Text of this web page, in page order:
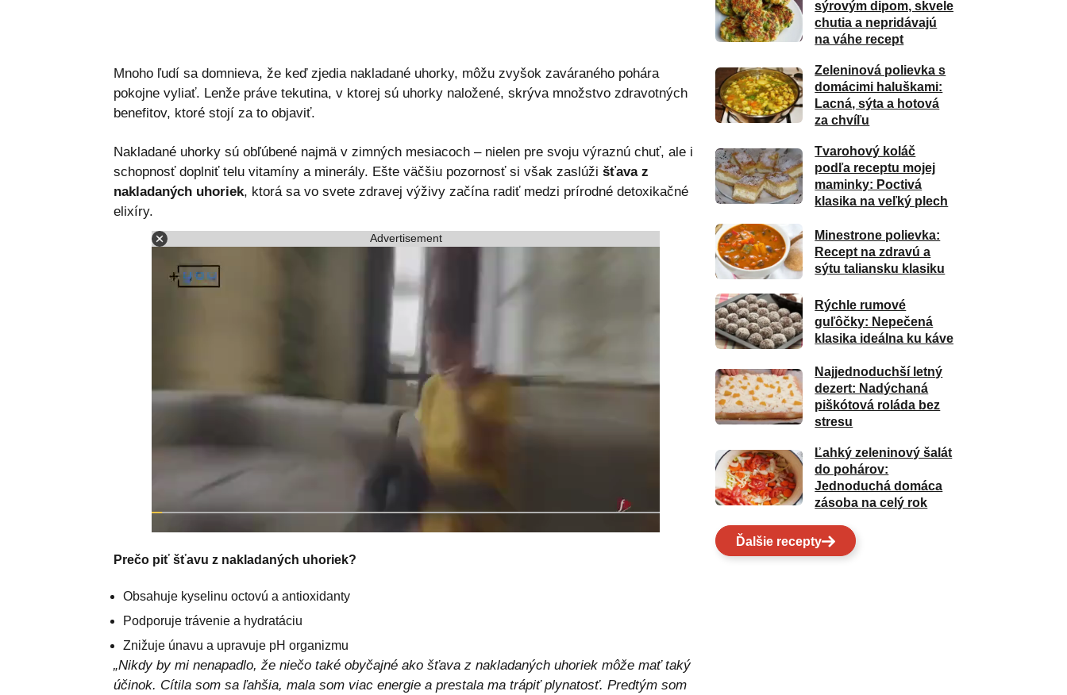
Mnoho ľudí sa domnieva, že keď zjedia nakladané uhorky, môžu zvyšok zaváraného pohára
pokojne vyliať. Lenže práve tekutina, v ktorej sú uhorky naložené, skrýva množstvo zdravotných
benefitov, ktoré stojí za to objaviť.
Nakladané uhorky sú obľúbené najmä v zimných mesiacoch – nielen pre svoju výraznú chuť, ale i
schopnosť doplniť telu vitamíny a minerály. Ešte väčšiu pozornosť si však zaslúži šťava z
nakladaných uhoriek, ktorá sa vo svete zdravej výživy začína radiť medzi prírodné detoxikačné
elixíry.
Advertisement
Prečo piť šťavu z nakladaných uhoriek?
Obsahuje kyselinu octovú a antioxidanty
Podporuje trávenie a hydratáciu
Znižuje únavu a upravuje pH organizmu
„Nikdy by mi nenapadlo, že niečo také obyčajné ako šťava z nakladaných uhoriek môže mať taký
účinok. Cítila som sa ľahšia, mala som viac energie a prestala ma trápiť plynatosť. Predtým som
sýrovým dipom, skvele
chutia a nepridávajú
na váhe recept
Zeleninová polievka s
domácimi haluškami:
Lacná, sýta a hotová
za chvíľu
Tvarohový koláč
podľa receptu mojej
maminky: Poctivá
klasika na veľký plech
Minestrone polievka:
Recept na zdravú a
sýtu taliansku klasiku
Rýchle rumové
guľôčky: Nepečená
klasika ideálna ku káve
Najjednoduchší letný
dezert: Nadýchaná
piškótová roláda bez
stresu
Ľahký zeleninový šalát
do pohárov:
Jednoduchá domáca
zásoba na celý rok
Ďalšie recepty